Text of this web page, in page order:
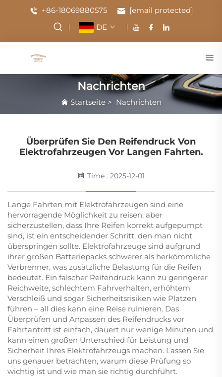
+86-18069880575
[email protected]
DE
Nachrichten
Startseite> Nachrichten
Überprüfen Sie Den Reifendruck Von
Elektrofahrzeugen Vor Langen Fahrten.
Time : 2025-12-01
Lange Fahrten mit Elektrofahrzeugen sind eine
hervorragende Möglichkeit zu reisen, aber
sicherzustellen, dass Ihre Reifen korrekt aufgepumpt
sind, ist ein entscheidender Schritt, den man nicht
überspringen sollte. Elektrofahrzeuge sind aufgrund
ihrer großen Batteriepacks schwerer als herkömmliche
Verbrenner, was zusätzliche Belastung für die Reifen
bedeutet. Ein falscher Reifendruck kann zu geringerer
Reichweite, schlechtem Fahrverhalten, erhöhtem
Verschleiß und sogar Sicherheitsrisiken wie Platzen
führen – all dies kann eine Reise ruinieren. Das
Überprüfen und Anpassen des Reifendrucks vor
Fahrtantritt ist einfach, dauert nur wenige Minuten und
kann einen großen Unterschied für Leistung und
Sicherheit Ihres Elektrofahrzeugs machen. Lassen Sie
uns genauer betrachten, warum diese Prüfung so
wichtig ist und wie man sie richtig durchführt.